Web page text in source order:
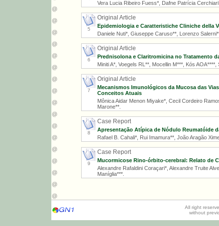
Vera Lucia Ribeiro Fuess*, Dafne Patrícia
5
Original Article
Epidemiologia e Caratteristiche Cliniche della
Daniele Nuti*, Giuseppe Caruso**, Lorenzo
6
Original Article
Prednisolona e Claritromicina no Tratamento
Miniti A*, Voegels RL**, Mocellin M***, Kós
7
Original Article
Mecanismos Imunológicos da Mucosa das
Conceitos Atuais
Mônica Aidar Menon Miyake*, Cecil Cordeiro
Marone**.
8
Case Report
Apresentação Atípica de Nódulo Reumatóide
Rafael B. Cahali*, Rui Imamura**, João Aragão
9
Case Report
Mucormicose Rino-órbito-cerebral: Relato de
Alexandre Rafaldini Coraçari*, Alexandre Truite
Maníglia***.
All right
without